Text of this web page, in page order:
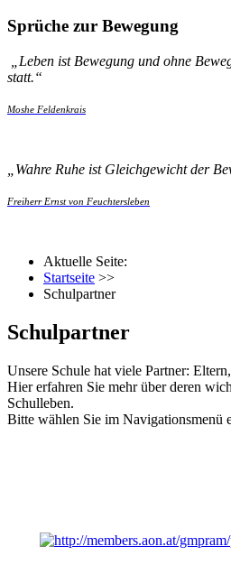
Sprüche zur Bewegung
Leben ist Bewegung und ohne
statt.“
Moshe Feldenkrais
Wahre Ruhe ist Gleichgewicht der
Freiherr Ernst von Feuchtersleben
Aktuelle Seite:
Startseite >>
Schulpartner
Schulpartner
Unsere Schule hat viele Partner:
Hier erfahren Sie mehr über deren
Schulleben.
Bitte wählen Sie im Navigationsmenü